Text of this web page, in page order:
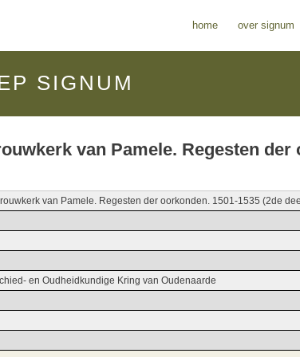
home over signum
SIGNUM
van Pamele. Regesten der
van Pamele. Regesten der oorkonden. 1501-1535 (2de
en Oudheidkundige Kring van Oudenaarde